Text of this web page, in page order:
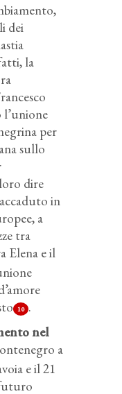
dei
la
l’unione
per
sullo
dire
in
a
tra
Elena e il
10 .
nel
a
e il 21